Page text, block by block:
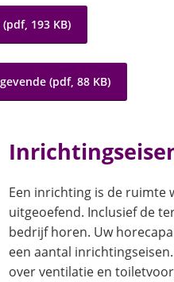
(pdf, 193 KB)
(pdf, 88 KB)
Een inrichting is de
uitgeoefend. Inclusief de
bedrijf horen. Uw
een aantal
over ventilatie en